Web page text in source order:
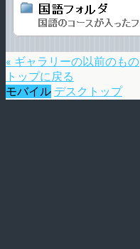
« ギャラリーの以前のもの
トップに戻る
モバイル デスクトップ